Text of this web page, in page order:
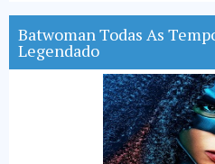
Batwoman Todas As
Legendado